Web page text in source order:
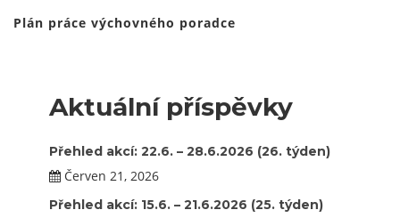
Plán práce výchovného poradce
Aktuální příspěvky
Přehled akcí: 22.6. – 28.6.2026 (26. týden)
Červen 21, 2026
Přehled akcí: 15.6. – 21.6.2026 (25. týden)